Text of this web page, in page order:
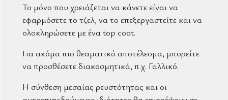
Το μόνο που χρειάζεται να κάνετε είναι να
εφαρμόσετε το τζελ, να το επεξεργαστείτε και να
ολοκληρώσετε με ένα top coat.
Για ακόμα πιο θεαματικό αποτέλεσμα, μπορείτε
να προσθέσετε διακοσμητικά, π.χ. Γαλλικό.
Η σύνθεση μεσαίας ρευστότητας και οι